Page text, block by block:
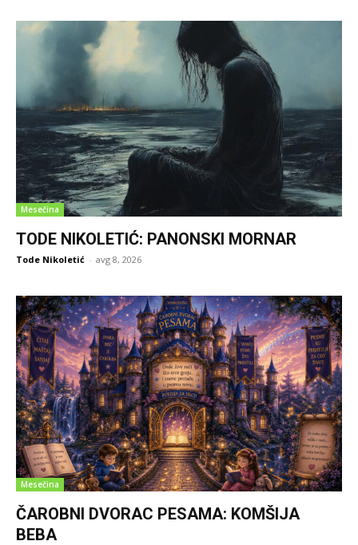
Mesečina
TODE NIKOLETIĆ: PANONSKI MORNAR
Tode Nikoletić - avg 8, 2026
Mesečina
ČAROBNI DVORAC PESAMA: KOMŠIJA
BEBA